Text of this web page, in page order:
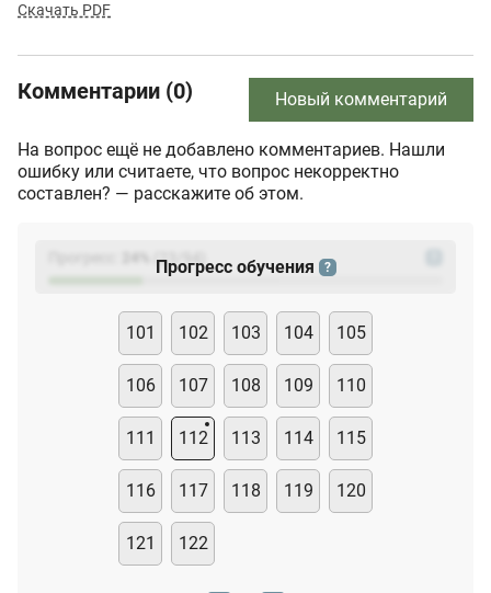
Скачать PDF
Комментарии (0) Новый комментарий
На вопрос ещё не добавлено комментариев. Нашли
ошибку или считаете, что вопрос некорректно
составлен? — расскажите об этом.
(23
Прогресс обучения ?
101 102 103 104 105
106 107 108 109 110
111 112 113 114 115
116 117 118 119 120
121 122